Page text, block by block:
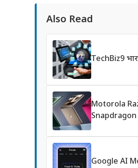
Also Read
TechBiz9
Motorola
Snapdragon
Google AI